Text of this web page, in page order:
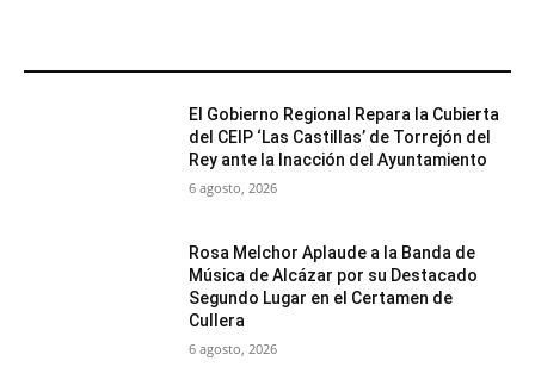
El Gobierno Regional Repara la Cubierta
del CEIP ‘Las Castillas’ de Torrejón del
Rey ante la Inacción del Ayuntamiento
6 agosto, 2026
Rosa Melchor Aplaude a la Banda de
Música de Alcázar por su Destacado
Segundo Lugar en el Certamen de
Cullera
6 agosto, 2026